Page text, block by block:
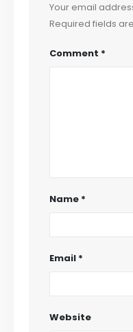
Your email
Required fields
Comment *
Name *
Email *
Website